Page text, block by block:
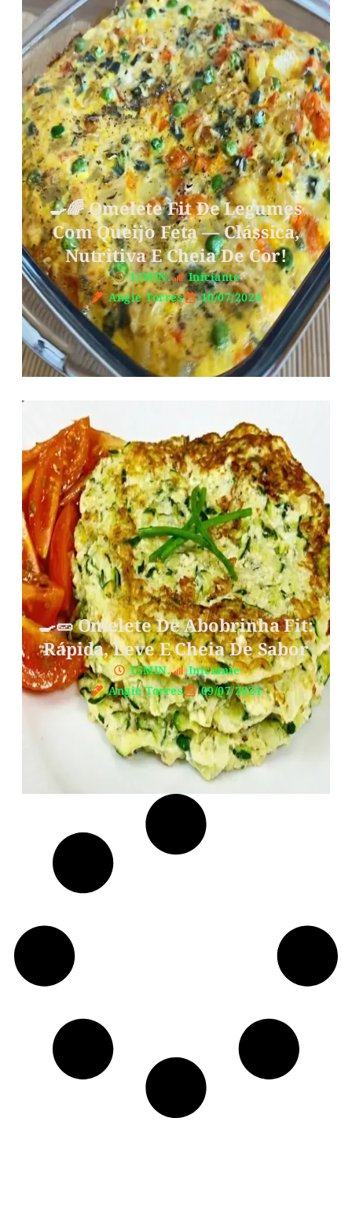
🍳🌈 Omelete Fit De Legumes
Com Queijo Feta — Clássica,
Nutritiva E Cheia De Cor!
15MIN.
Iniciante
Angie Torres
10/07/2024
🍳🥒 Omelete De Abobrinha Fit:
Rápida, Leve E Cheia De Sabor
15MIN.
Iniciante
Angie Torres
09/07/2024